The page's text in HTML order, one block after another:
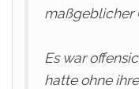
maßgeblicher
Es war
hatte ohne